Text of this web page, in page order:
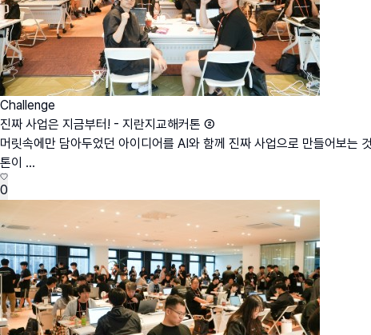
Challenge
진짜 사업은 지금부터! - 지란지교해커톤 ②
머릿속에만 담아두었던 아이디어를 AI와 함께 진짜 사업으로 만들어보
톤이 ...
0